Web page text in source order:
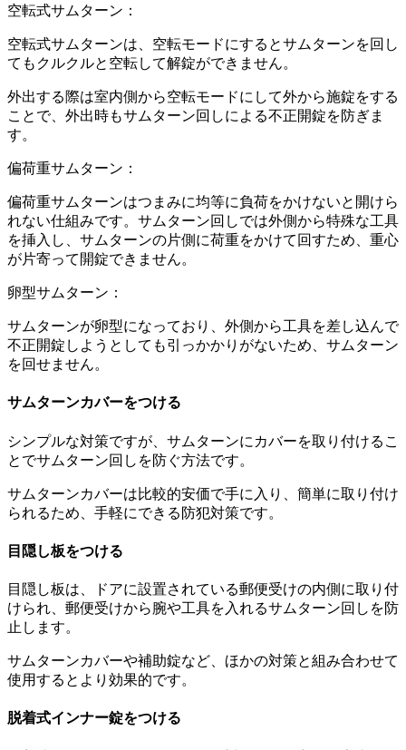
空転式サムターン：
空転式サムターンは、空転モードにするとサムターンを回し
てもクルクルと空転して解錠ができません。
外出する際は室内側から空転モードにして外から施錠をする
ことで、外出時もサムターン回しによる不正開錠を防ぎま
す。
偏荷重サムターン：
偏荷重サムターンはつまみに均等に負荷をかけないと開けら
れない仕組みです。サムターン回しでは外側から特殊な工具
を挿入し、サムターンの片側に荷重をかけて回すため、重心
が片寄って開錠できません。
卵型サムターン：
サムターンが卵型になっており、外側から工具を差し込んで
不正開錠しようとしても引っかかりがないため、サムターン
を回せません。
サムターンカバーをつける
シンプルな対策ですが、サムターンにカバーを取り付けるこ
とでサムターン回しを防ぐ方法です。
サムターンカバーは比較的安価で手に入り、簡単に取り付け
られるため、手軽にできる防犯対策です。
目隠し板をつける
目隠し板は、ドアに設置されている郵便受けの内側に取り付
けられ、郵便受けから腕や工具を入れるサムターン回しを防
止します。
サムターンカバーや補助錠など、ほかの対策と組み合わせて
使用するとより効果的です。
脱着式インナー錠をつける